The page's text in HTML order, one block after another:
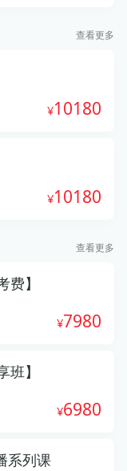
查看更多
10180
10180
查看更多
】
7980
】
6980
系列课